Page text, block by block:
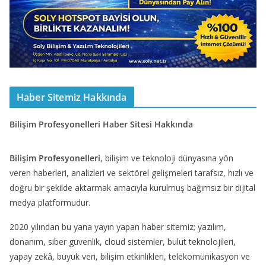
Haber Sitemiz Hakkında
Bilişim Profesyonelleri Haber Sitesi Hakkında
Bilişim Profesyonelleri, bilişim ve teknoloji dünyasına yön
veren haberleri, analizleri ve sektörel gelişmeleri tarafsız, hızlı ve
doğru bir şekilde aktarmak amacıyla kurulmuş bağımsız bir dijital
medya platformudur.
2020 yılından bu yana yayın yapan haber sitemiz; yazılım,
donanım, siber güvenlik, cloud sistemler, bulut teknolojileri,
yapay zekâ, büyük veri, bilişim etkinlikleri, telekomünikasyon ve